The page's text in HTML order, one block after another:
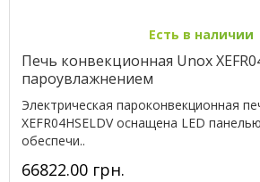
Есть в наличии
Печь конвекционная Unox
пароувлажнением
Электрическая пароконвекционная
XEFR04HSELDV оснащена LED
обеспечи..
66822.00 грн.